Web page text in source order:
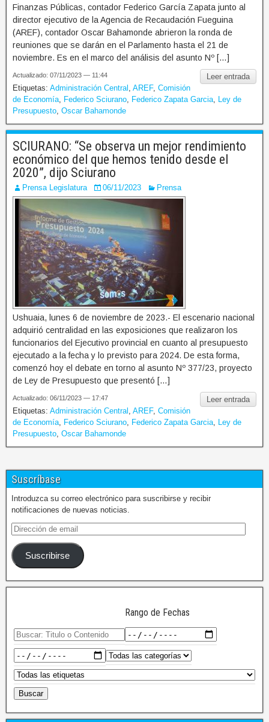
Finanzas Públicas, contador Federico García Zapata junto al
director ejecutivo de la Agencia de Recaudación Fueguina
(AREF), contador Oscar Bahamonde abrieron la ronda de
reuniones que se darán en el Parlamento hasta el 21 de
noviembre. Es en el marco del análisis del asunto Nº […]
Leer entrada
Actualizado: 07/11/2023 — 11:44
Etiquetas: Administración Central AREF, Comisión
de Economía
Federico Sciurano Federico Zapata Garcia
Ley de
Presupuesto Oscar Bahamonde
SCIURANO: “Se observa un mejor rendimiento
económico del que hemos tenido desde el
2020”, dijo Sciurano
Prensa Legislatura 06/11/2023 Prensa
Ushuaia, lunes 6 de noviembre de 2023.- El escenario nacional
adquirió centralidad en las exposiciones que realizaron los
funcionarios del Ejecutivo provincial en cuanto al presupuesto
ejecutado a la fecha y lo previsto para 2024. De esta forma,
comenzó hoy el debate en torno al asunto Nº 377/23, proyecto
de Ley de Presupuesto que presentó […]
Leer entrada
Actualizado: 06/11/2023 — 17:47
Etiquetas: Administración Central AREF, Comisión
de Economía
Federico Sciurano Federico Zapata Garcia
Ley de
Presupuesto Oscar Bahamonde
Suscríbase
Introduzca su correo electrónico para suscribirse y recibir
notificaciones de nuevas noticias.
Suscribirse
Rango de Fechas